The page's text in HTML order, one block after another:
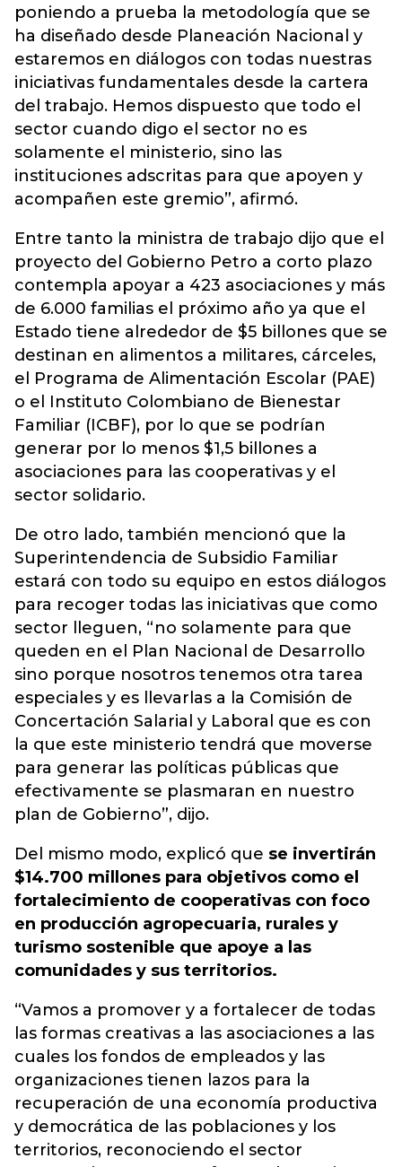
poniendo a prueba la metodología que se
ha diseñado desde Planeación Nacional y
estaremos en diálogos con todas nuestras
iniciativas fundamentales desde la cartera
del trabajo. Hemos dispuesto que todo el
sector cuando digo el sector no es
solamente el ministerio, sino las
instituciones adscritas para que apoyen y
acompañen este gremio”, afirmó.
Entre tanto la ministra de trabajo dijo que el
proyecto del Gobierno Petro a corto plazo
contempla apoyar a 423 asociaciones y más
de 6.000 familias el próximo año ya que el
Estado tiene alrededor de $5 billones que se
destinan en alimentos a militares, cárceles,
el Programa de Alimentación Escolar (PAE)
o el Instituto Colombiano de Bienestar
Familiar (ICBF), por lo que se podrían
generar por lo menos $1,5 billones a
asociaciones para las cooperativas y el
sector solidario.
De otro lado, también mencionó que la
Superintendencia de Subsidio Familiar
estará con todo su equipo en estos diálogos
para recoger todas las iniciativas que como
sector lleguen, “no solamente para que
queden en el Plan Nacional de Desarrollo
sino porque nosotros tenemos otra tarea
especiales y es llevarlas a la Comisión de
Concertación Salarial y Laboral que es con
la que este ministerio tendrá que moverse
para generar las políticas públicas que
efectivamente se plasmaran en nuestro
plan de Gobierno”, dijo.
Del mismo modo, explicó que se invertirán
$14.700 millones para objetivos como el
fortalecimiento de cooperativas con foco
en producción agropecuaria, rurales y
turismo sostenible que apoye a las
comunidades y sus territorios.
“Vamos a promover y a fortalecer de todas
las formas creativas a las asociaciones a las
cuales los fondos de empleados y las
organizaciones tienen lazos para la
recuperación de una economía productiva
y democrática de las poblaciones y los
territorios, reconociendo el sector